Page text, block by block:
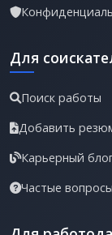
Для
Поиск работы
Добавить
Карьерный
Частые вопросы